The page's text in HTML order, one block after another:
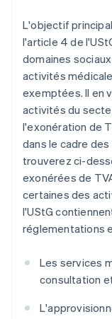
L'objectif
l'article 4 de
domaines
activités
exemptées. Il en
activités du
l'exonération de
dans le cadre
trouverez ci-
exonérées de
certaines des
l'UStG
réglementations
Les services
consultation